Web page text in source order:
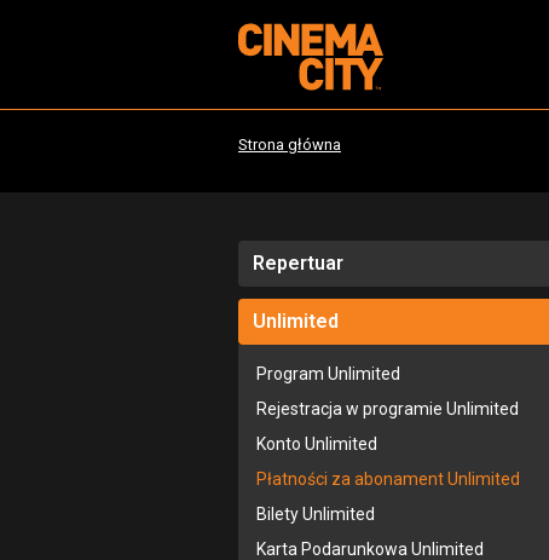
Strona główna
Repertuar
Unlimited
Program Unlimited
Rejestracja w programie Unlimited
Konto Unlimited
Płatności za abonament Unlimited
Bilety Unlimited
Karta Podarunkowa Unlimited